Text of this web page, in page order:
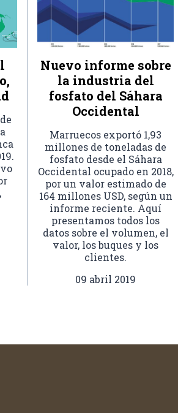
Nuevo informe sobre
la industria del
fosfato del Sáhara
Occidental
Marruecos exportó 1,93
millones de toneladas de
fosfato desde el Sáhara
Occidental ocupado en 2018,
por un valor estimado de
164 millones USD, según un
informe reciente. Aquí
presentamos todos los
datos sobre el volumen, el
valor, los buques y los
clientes.
09 abril 2019